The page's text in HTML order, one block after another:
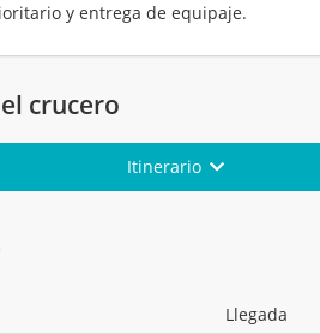
y entrega de equipaje.
crucero
Itinerario
Llegada